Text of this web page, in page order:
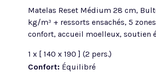
Matelas Reset Médium 28 cm,
kg/m³ + ressorts ensachés, 5
confort, accueil moelleux, soutien
1 x [ 140 x 190 ] (2 pers.)
Confort: Équilibré